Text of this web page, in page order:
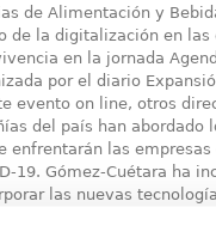
de Alimentación y
de la digitalización en las
en la jornada
por el diario
evento on line, otros
del país han abordado
enfrentarán las empresas
19. Gómez-Cuétara ha
las nuevas
del sector ...